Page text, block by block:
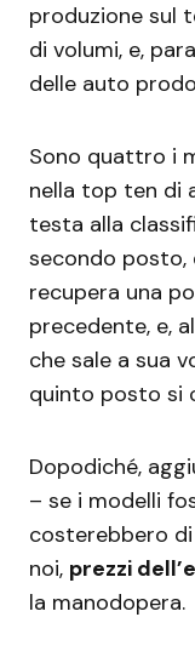
produzione sul
di volumi, e,
delle auto
Sono quattro i
nella top ten di
testa alla
secondo posto,
recupera una
precedente, e,
che sale a sua
quinto posto si
Dopodiché,
– se i modelli
costerebbero
noi, prezzi
la manodopera.